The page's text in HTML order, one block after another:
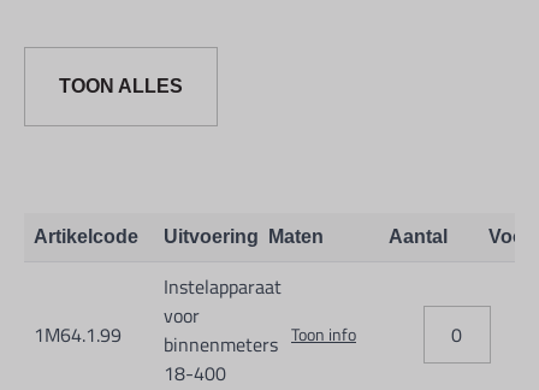
TOON ALLES
Artikelcode Uitvoering Maten Aantal
1M64.1.99
Instelapparaat
voor
binnenmeters
18-400
Toon info